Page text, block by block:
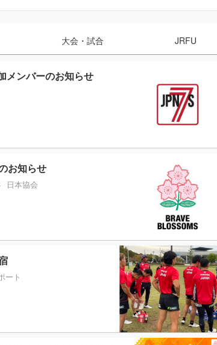
大会・試合 JRFU
メンバーのお知らせ
お知らせ
日本協会
ート